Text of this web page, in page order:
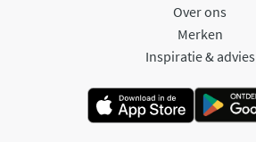
Over ons
Merken
Inspiratie & advies